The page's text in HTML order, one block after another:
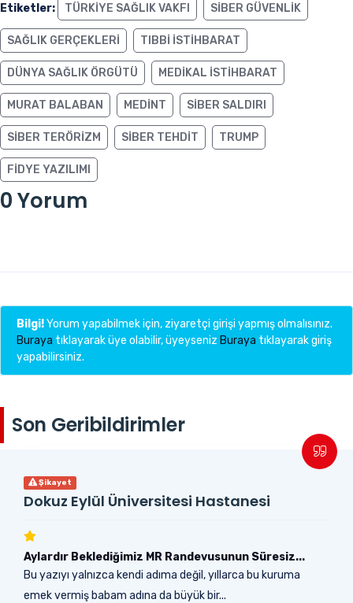
Etiketler: TÜRKIYE SAĞLIK VAKFI SIBER GÜVENLIK
SAĞLIK GERÇEKLERI TIBBI ISTIHBARAT
DÜNYA SAĞLIK ÖRGÜTÜ MEDIKAL ISTIHBARAT
MURAT BALABAN MEDINT SIBER SALDIRI
SIBER TERÖRIZM SIBER TEHDIT TRUMP
FIDYE YAZILIMI
0 Yorum
Bilgi!Yorum yapabilmek için, ziyaretçi girişi yapmış olmalısınız.
Buraya tıklayarak üye olabilir, üyeyseniz Buraya tıklayarak giriş
yapabilirsiniz.
Son Geribildirimler
Şikayet
Dokuz Eylül Üniversitesi Hastanesi
Aylardır Beklediğimiz MR Randevusunun Süresiz...
Bu yazıyı yalnızca kendi adıma değil, yıllarca bu kuruma
emek vermiş babam adına da büyük bir...